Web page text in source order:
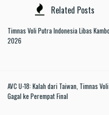
Related Posts
Timnas Voli Putra Indonesia Libas
2026
AVC U-18: Kalah dari Taiwan, Timnas
Gagal ke Perempat Final